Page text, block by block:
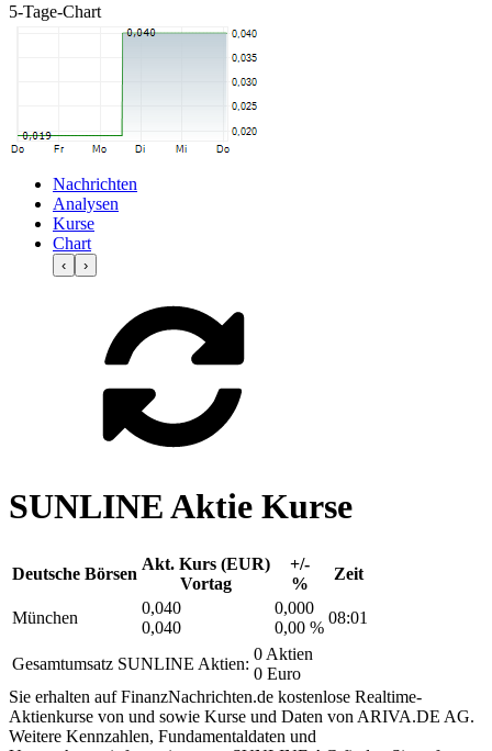
5-Tage-Chart
Nachrichten
Analysen
Kurse
Chart
‹ ›
SUNLINE Aktie Kurse
Deutsche Börsen
Akt. Kurs (EUR)
Vortag
+/-
%
Zeit
München
0,040
0,040
0,000
0,00 %
08:01
Gesamtumsatz SUNLINE Aktien:
0 Aktien
0 Euro
Sie erhalten auf FinanzNachrichten.de kostenlose Realtime-
Aktienkurse von und sowie Kurse und Daten von ARIVA.DE AG.
Weitere Kennzahlen, Fundamentaldaten und